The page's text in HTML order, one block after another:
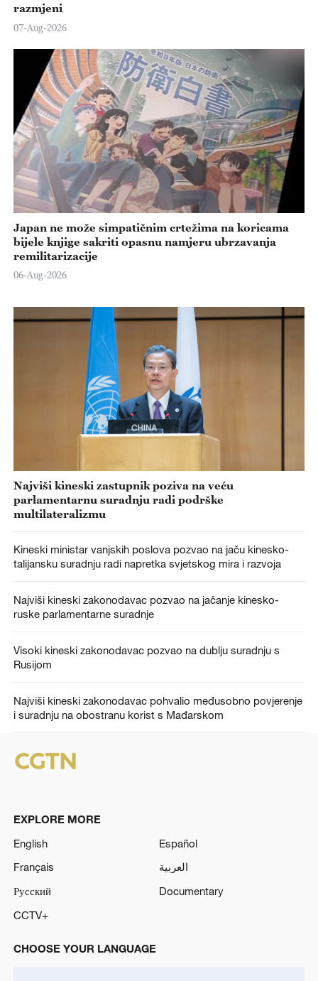
razmjeni
07-Aug-2026
Japan ne može simpatičnim crtežima na koricama
bijele knjige sakriti opasnu namjeru ubrzavanja
remilitarizacije
06-Aug-2026
Najviši kineski zastupnik poziva na veću
parlamentarnu suradnju radi podrške
multilateralizmu
Kineski ministar vanjskih poslova pozvao na jaču kinesko-
talijansku suradnju radi napretka svjetskog mira i razvoja
Najviši kineski zakonodavac pozvao na jačanje kinesko-
ruske parlamentarne suradnje
Visoki kineski zakonodavac pozvao na dublju suradnju s
Rusijom
Najviši kineski zakonodavac pohvalio međusobno povjerenje
i suradnju na obostranu korist s Mađarskom
EXPLORE MORE
English
Español
Français
العربية
Русский
Documentary
CCTV+
CHOOSE YOUR LANGUAGE